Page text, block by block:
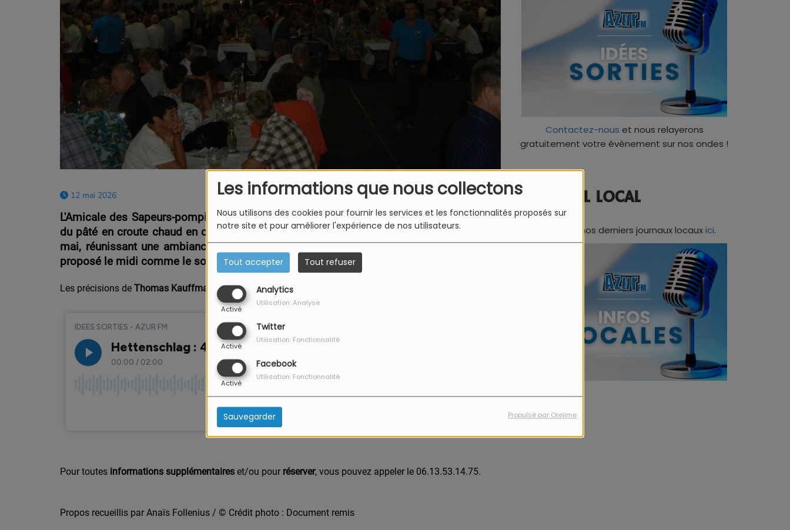
Les informations que nous collectons
Nous utilisons des cookies pour fournir les services et les fonctionnalités proposés sur
notre site et pour améliorer l'expérience de nos utilisateurs.
Tout accepter Tout refuser
Analytics
Activé
Utilisation: Analyse
Twitter
Activé
Utilisation: Fonctionnalité
Facebook
Activé
Utilisation: Fonctionnalité
Sauvegarder Propulsé par Orejime
12 mai 2026
L'Amicale des Sapeurs-pompiers de Hettenschlag organise sa 49ème édition de la Fête
du pâté en croute chaud en ce week-end de Pentecôte, le samedi 23 et le dimanche 24
mai, réunissant une ambiance conviviale et musicale ainsi qu'un pâté en croûte chaud
proposé le midi comme le soir.
Les précisions de Thomas Kauffmann, de l'Amicale des Sapeurs-pompiers
Pour toutes informations supplémentaires et/ou pour réserver, vous pouvez appeler le 06.13.53.14.75.
Propos recueillis par Anaïs Follenius / © Crédit photo : Document remis
Contactez-nous et nous relayerons
gratuitement votre évènement sur nos ondes !
JOURNAL LOCAL
Retrouvez nos derniers journaux locauxici.